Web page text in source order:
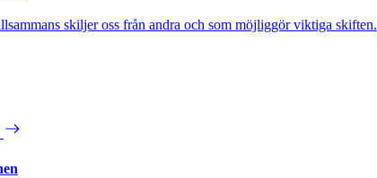
skiljer oss från andra och som möjliggör viktiga skiften.